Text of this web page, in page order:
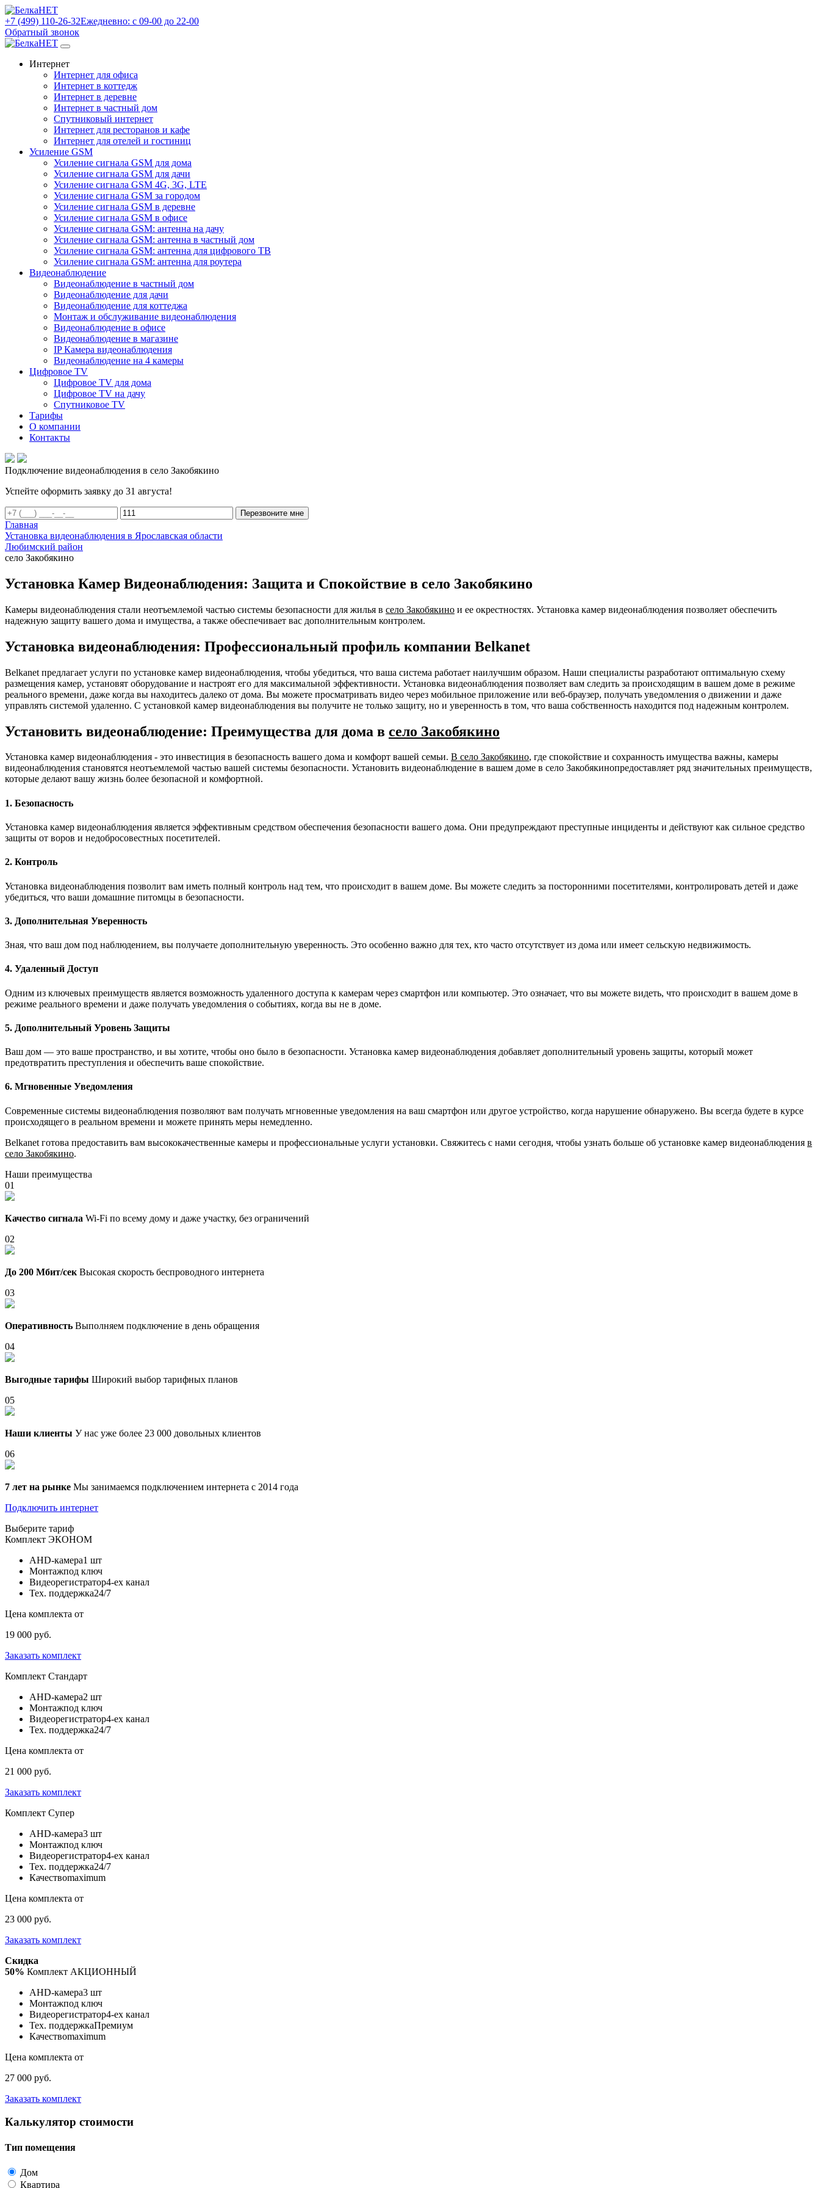
+7 (499) 110-26-32Ежедневно: с 09-00 до 22-00
Обратный звонок
Интернет
Интернет для офиса
Интернет в коттедж
Интернет в деревне
Интернет в частный дом
Спутниковый интернет
Интернет для ресторанов и кафе
Интернет для отелей и гостиниц
Усиление GSM
Усиление сигнала GSM для дома
Усиление сигнала GSM для дачи
Усиление сигнала GSM 4G, 3G, LTE
Усиление сигнала GSM за городом
Усиление сигнала GSM в деревне
Усиление сигнала GSM в офисе
Усиление сигнала GSM: антенна на дачу
Усиление сигнала GSM: антенна в частный дом
Усиление сигнала GSM: антенна для цифрового ТВ
Усиление сигнала GSM: антенна для роутера
Видеонаблюдение
Видеонаблюдение в частный дом
Видеонаблюдение для дачи
Видеонаблюдение для коттеджа
Монтаж и обслуживание видеонаблюдения
Видеонаблюдение в офисе
Видеонаблюдение в магазине
IP Камера видеонаблюдения
Видеонаблюдение на 4 камеры
Цифровое TV
Цифровое TV для дома
Цифровое TV на дачу
Спутниковое TV
Тарифы
О компании
Контакты
Подключение видеонаблюдения в село Закобякино
Успейте оформить заявку до 31 августа!
Перезвоните мне
Главная
Установка видеонаблюдения в Ярославская области
Любимский район
село Закобякино
Установка Камер Видеонаблюдения: Защита и Спокойствие в село Закобякино
Камеры видеонаблюдения стали неотъемлемой частью системы безопасности для жилья в село Закобякино и ее окрестностях. Установка камер видеонаблюдения позволяет обеспечить
надежную защиту вашего дома и имущества, а также обеспечивает вас дополнительным контролем.
Установка видеонаблюдения: Профессиональный профиль компании Belkanet
Belkanet предлагает услуги по установке камер видеонаблюдения, чтобы убедиться, что ваша система работает наилучшим образом. Наши специалисты разработают оптимальную схему
размещения камер, установят оборудование и настроят его для максимальной эффективности. Установка видеонаблюдения позволяет вам следить за происходящим в вашем доме в режиме
реального времени, даже когда вы находитесь далеко от дома. Вы можете просматривать видео через мобильное приложение или веб-браузер, получать уведомления о движении и даже
управлять системой удаленно. С установкой камер видеонаблюдения вы получите не только защиту, но и уверенность в том, что ваша собственность находится под надежным контролем.
Установить видеонаблюдение: Преимущества для дома в село Закобякино
Установка камер видеонаблюдения - это инвестиция в безопасность вашего дома и комфорт вашей семьи. В село Закобякино, где спокойствие и сохранность имущества важны, камеры
видеонаблюдения становятся неотъемлемой частью вашей системы безопасности. Установить видеонаблюдение в вашем доме в село Закобякинопредоставляет ряд значительных преимуществ,
которые делают вашу жизнь более безопасной и комфортной.
1. Безопасность
Установка камер видеонаблюдения является эффективным средством обеспечения безопасности вашего дома. Они предупреждают преступные инциденты и действуют как сильное средство
защиты от воров и недобросовестных посетителей.
2. Контроль
Установка видеонаблюдения позволит вам иметь полный контроль над тем, что происходит в вашем доме. Вы можете следить за посторонними посетителями, контролировать детей и даже
убедиться, что ваши домашние питомцы в безопасности.
3. Дополнительная Уверенность
Зная, что ваш дом под наблюдением, вы получаете дополнительную уверенность. Это особенно важно для тех, кто часто отсутствует из дома или имеет сельскую недвижимость.
4. Удаленный Доступ
Одним из ключевых преимуществ является возможность удаленного доступа к камерам через смартфон или компьютер. Это означает, что вы можете видеть, что происходит в вашем доме в
режиме реального времени и даже получать уведомления о событиях, когда вы не в доме.
5. Дополнительный Уровень Защиты
Ваш дом — это ваше пространство, и вы хотите, чтобы оно было в безопасности. Установка камер видеонаблюдения добавляет дополнительный уровень защиты, который может
предотвратить преступления и обеспечить ваше спокойствие.
6. Мгновенные Уведомления
Современные системы видеонаблюдения позволяют вам получать мгновенные уведомления на ваш смартфон или другое устройство, когда нарушение обнаружено. Вы всегда будете в курсе
происходящего в реальном времени и можете принять меры немедленно.
Belkanet готова предоставить вам высококачественные камеры и профессиональные услуги установки. Свяжитесь с нами сегодня, чтобы узнать больше об установке камер видеонаблюдения в
село Закобякино.
Наши преимущества
01
Качество сигнала Wi-Fi по всему дому и даже участку, без ограничений
02
До 200 Мбит/сек Высокая скорость беспроводного интернета
03
Оперативность Выполняем подключение в день обращения
04
Выгодные тарифы Широкий выбор тарифных планов
05
Наши клиенты У нас уже более 23 000 довольных клиентов
06
7 лет на рынке Мы занимаемся подключением интернета с 2014 года
Подключить интернет
Выберите тариф
Комплект ЭКОНОМ
AHD-камера1 шт
Монтажпод ключ
Видеорегистратор4-ех канал
Тех. поддержка24/7
Цена комплекта от
19 000 руб.
Заказать комплект
Комплект Стандарт
AHD-камера2 шт
Монтажпод ключ
Видеорегистратор4-ех канал
Тех. поддержка24/7
Цена комплекта от
21 000 руб.
Заказать комплект
Комплект Супер
AHD-камера3 шт
Монтажпод ключ
Видеорегистратор4-ех канал
Тех. поддержка24/7
Качествоmaximum
Цена комплекта от
23 000 руб.
Заказать комплект
Скидка
50% Комплект АКЦИОННЫЙ
AHD-камера3 шт
Монтажпод ключ
Видеорегистратор4-ех канал
Тех. поддержкаПремиум
Качествоmaximum
Цена комплекта от
27 000 руб.
Заказать комплект
Калькулятор стоимости
Тип помещения
Дом
Квартира